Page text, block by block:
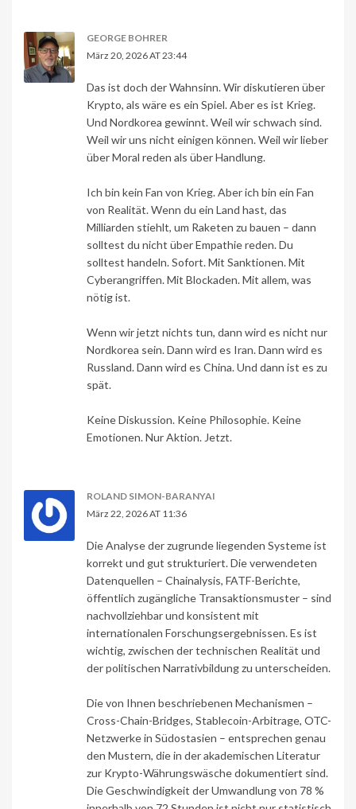
GEORGE BOHRER
März 20, 2026 AT 23:44
Das ist doch der Wahnsinn. Wir diskutieren über
Krypto, als wäre es ein Spiel. Aber es ist Krieg.
Und Nordkorea gewinnt. Weil wir schwach sind.
Weil wir uns nicht einigen können. Weil wir lieber
über Moral reden als über Handlung.
Ich bin kein Fan von Krieg. Aber ich bin ein Fan
von Realität. Wenn du ein Land hast, das
Milliarden stiehlt, um Raketen zu bauen – dann
solltest du nicht über Empathie reden. Du
solltest handeln. Sofort. Mit Sanktionen. Mit
Cyberangriffen. Mit Blockaden. Mit allem, was
nötig ist.
Wenn wir jetzt nichts tun, dann wird es nicht nur
Nordkorea sein. Dann wird es Iran. Dann wird es
Russland. Dann wird es China. Und dann ist es zu
spät.
Keine Diskussion. Keine Philosophie. Keine
Emotionen. Nur Aktion. Jetzt.
ROLAND SIMON-BARANYAI
März 22, 2026 AT 11:36
Die Analyse der zugrunde liegenden Systeme ist
korrekt und gut strukturiert. Die verwendeten
Datenquellen – Chainalysis, FATF-Berichte,
öffentlich zugängliche Transaktionsmuster – sind
nachvollziehbar und konsistent mit
internationalen Forschungsergebnissen. Es ist
wichtig, zwischen der technischen Realität und
der politischen Narrativbildung zu unterscheiden.
Die von Ihnen beschriebenen Mechanismen –
Cross-Chain-Bridges, Stablecoin-Arbitrage, OTC-
Netzwerke in Südostasien – entsprechen genau
den Mustern, die in der akademischen Literatur
zur Krypto-Währungswäsche dokumentiert sind.
Die Geschwindigkeit der Umwandlung von 78 %